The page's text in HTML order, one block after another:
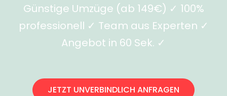
Günstige Umzüge (ab 149€) ✓ 100%
professionell ✓ Team aus Experten ✓
Angebot in 60 Sek. ✓
JETZT UNVERBINDLICH ANFRAGEN